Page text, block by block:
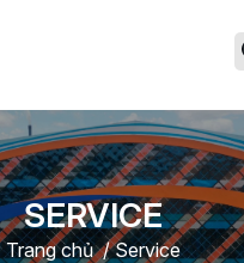
SERVICE
Trang chủ Service